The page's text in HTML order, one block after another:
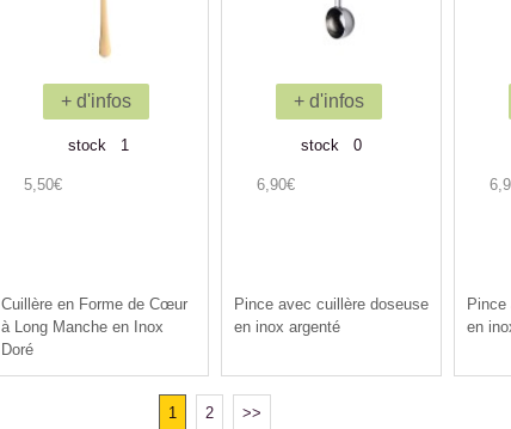
+ d'infos
stock 1
5,50€
Cuillère en Forme de Cœur
à Long Manche en Inox
Doré
+ d'infos
stock 0
6,90€
Pince avec cuillère doseuse
en inox argenté
en
1 2 >>